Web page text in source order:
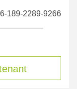
189-2289-9266